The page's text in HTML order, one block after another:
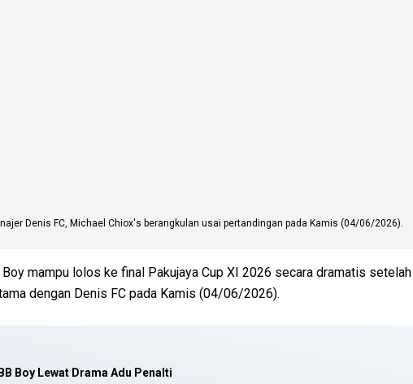
Denis FC, Michael Chiox's berangkulan usai pertandingan pada Kamis (04/06/2026).
mampu lolos ke final Pakujaya Cup XI 2026 secara dramatis setelah
dengan Denis FC pada Kamis (04/06/2026).
Boy Lewat Drama Adu Penalti